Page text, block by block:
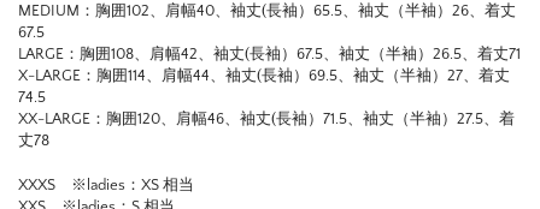
MEDIUM：胸囲102、肩幅40、袖丈(長袖）65.5、袖丈（半袖）26、着丈
67.5
LARGE：胸囲108、肩幅42、袖丈(長袖）67.5、袖丈（半袖）26.5、着丈71
X-LARGE：胸囲114、肩幅44、袖丈(長袖）69.5、袖丈（半袖）27、着丈
74.5
XX-LARGE：胸囲120、肩幅46、袖丈(長袖）71.5、袖丈（半袖）27.5、着
丈78
XXXS ※ladies：XS 相当